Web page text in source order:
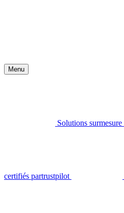
Menu
Solutions surmesure
certifiés partrustpilot